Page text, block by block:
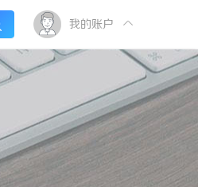
我的账户